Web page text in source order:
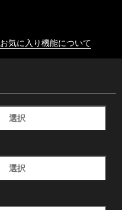
お気に入り機能について
選択
選択